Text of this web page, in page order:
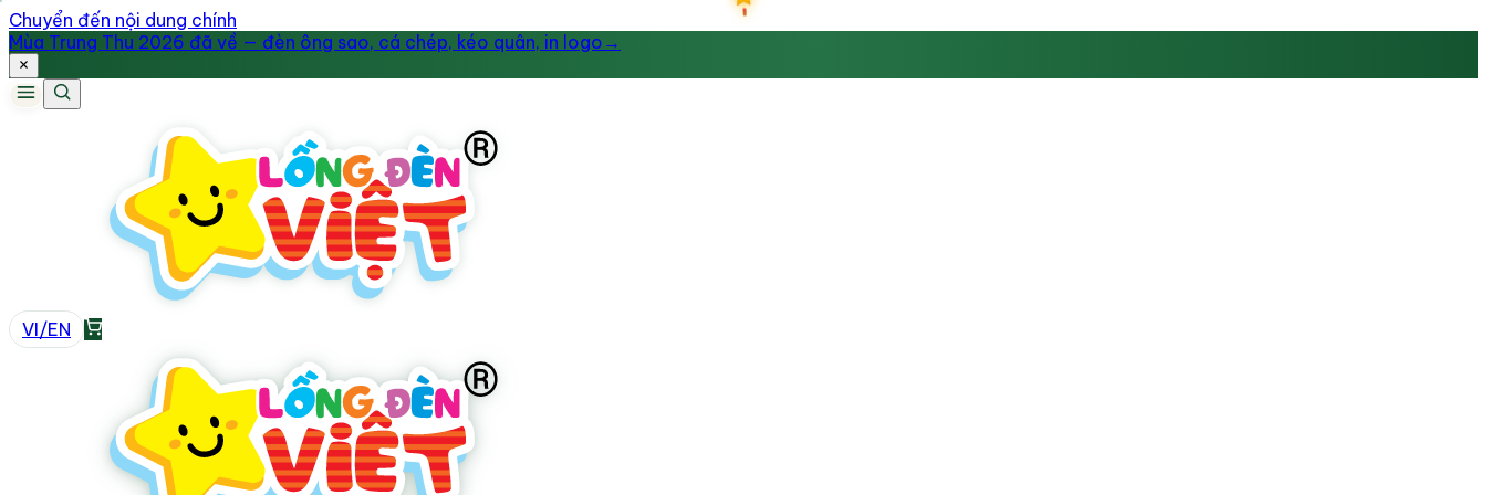
Chuyển đến nội dung chính
Mùa Trung Thu 2026 đã về — đèn ông sao, cá chép, kéo quân, in logo →
VI/EN